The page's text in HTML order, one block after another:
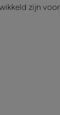
zijn voor